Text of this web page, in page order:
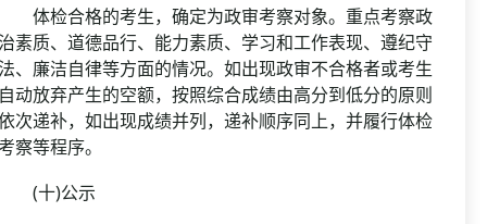
检合格的考生，确定为政审考察对象。重点考察政
素质、道德品行、能力素质、学习和工作表现、遵纪守
、廉洁自律等方面的情况。如出现政审不合格者或考生
动放弃产生的空额，按照综合成绩由高分到低分的原则
次递补，如出现成绩并列，递补顺序同上，并履行体检
察等程序。
十)公示